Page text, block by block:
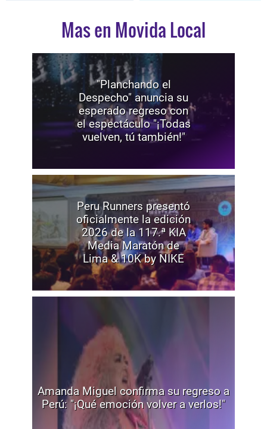
Mas en Movida Local
"Planchando el
Despecho" anuncia su
esperado regreso con
el espectáculo "¡Todas
vuelven, tú también!"
Peru Runners presentó
oficialmente la edición
2026 de la 117.ª KIA
Media Maratón de
Lima & 10K by NIKE
Amanda Miguel confirma su regreso a
Perú: "¡Qué emoción volver a verlos!"